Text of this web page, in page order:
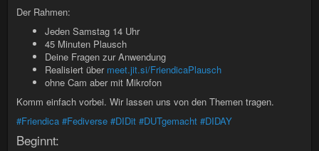
Der Rahmen:
Jeden Samstag 14 Uhr
45 Minuten Plausch
Deine Fragen zur Anwendung
Realisiert über meet.jit.si/FriendicaPlausch
ohne Cam aber mit Mikrofon
Komm einfach vorbei. Wir lassen uns von den Themen tragen.
#Friendica #Fediverse #DIDit #DUTgemacht #DIDAY
Beginnt: